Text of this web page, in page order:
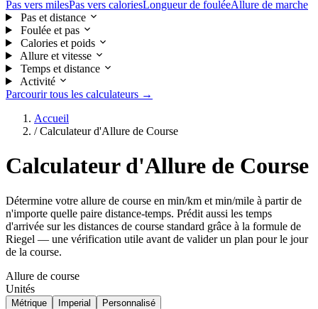
Pas vers milesPas vers caloriesLongueur de fouléeAllure de marche
Pas et distance
Foulée et pas
Calories et poids
Allure et vitesse
Temps et distance
Activité
Parcourir tous les calculateurs →
Accueil
/ Calculateur d'Allure de Course
Calculateur d'Allure de Course
Détermine votre allure de course en min/km et min/mile à partir de
n'importe quelle paire distance-temps. Prédit aussi les temps
d'arrivée sur les distances de course standard grâce à la formule de
Riegel — une vérification utile avant de valider un plan pour le jour
de la course.
Allure de course
Unités
Métrique Imperial Personnalisé